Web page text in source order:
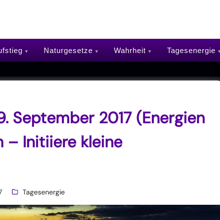
Naturgesetze Wahrheit Tagesenergie
September 2017 (Energien
– Initiiere kleine
Tagesenergie